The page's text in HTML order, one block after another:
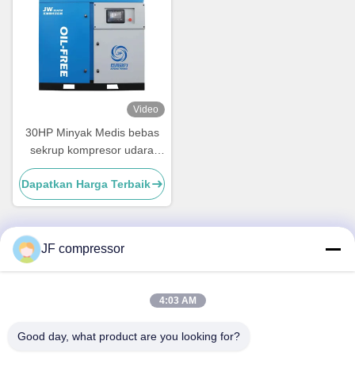
Video
30HP Minyak Medis bebas
sekrup kompresor udara
22kw air pelumasan
kompresor udara
Dapatkan Harga Terbaik
Kontak Cepat
No. 99 Jalan Shengzhou, Distrik Huishan, Kota Wuxi,
JF compressor
4:03 AM
Good day, what product are you looking for?